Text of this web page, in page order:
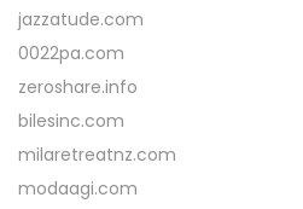
jazzatude.com
0022pa.com
zeroshare.info
bilesinc.com
milaretreatnz.com
modaagi.com